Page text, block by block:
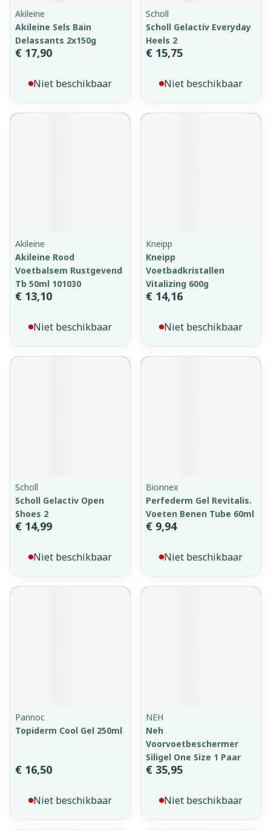
Akileine
Akileine Sels Bain
Delassants 2x150g
€ 17,90
Niet beschikbaar
Scholl
Scholl Gelactiv Everyday
Heels 2
€ 15,75
Niet beschikbaar
Akileine
Akileine Rood
Voetbalsem Rustgevend
Tb 50ml 101030
€ 13,10
Niet beschikbaar
Kneipp
Kneipp
Voetbadkristallen
Vitalizing 600g
€ 14,16
Niet beschikbaar
Scholl
Scholl Gelactiv Open
Shoes 2
€ 14,99
Niet beschikbaar
Bionnex
Perfederm Gel Revitalis.
Voeten Benen Tube 60ml
€ 9,94
Niet beschikbaar
Pannoc
Topiderm Cool Gel 250ml
€ 16,50
Niet beschikbaar
NEH
Neh
Voorvoetbeschermer
Siligel One Size 1 Paar
€ 35,95
Niet beschikbaar